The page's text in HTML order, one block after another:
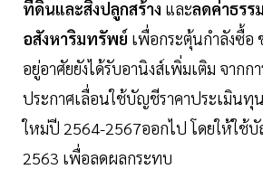
ที่ดินและสิ่งปลูกสร้าง และลดค่าธรร
อสังหาริมทรัพย์ เพื่อกระตุ้นกำลังซื้
อยู่อาศัยยังได้รับอานิงส์เพิ่มเติม จากก
ประกาศเลื่อนใช้บัญชีราคาประเมิน
ใหม่ปี 2564-2567ออกไป โดยให้ใช้
2563 เพื่อลดผลกระทบ